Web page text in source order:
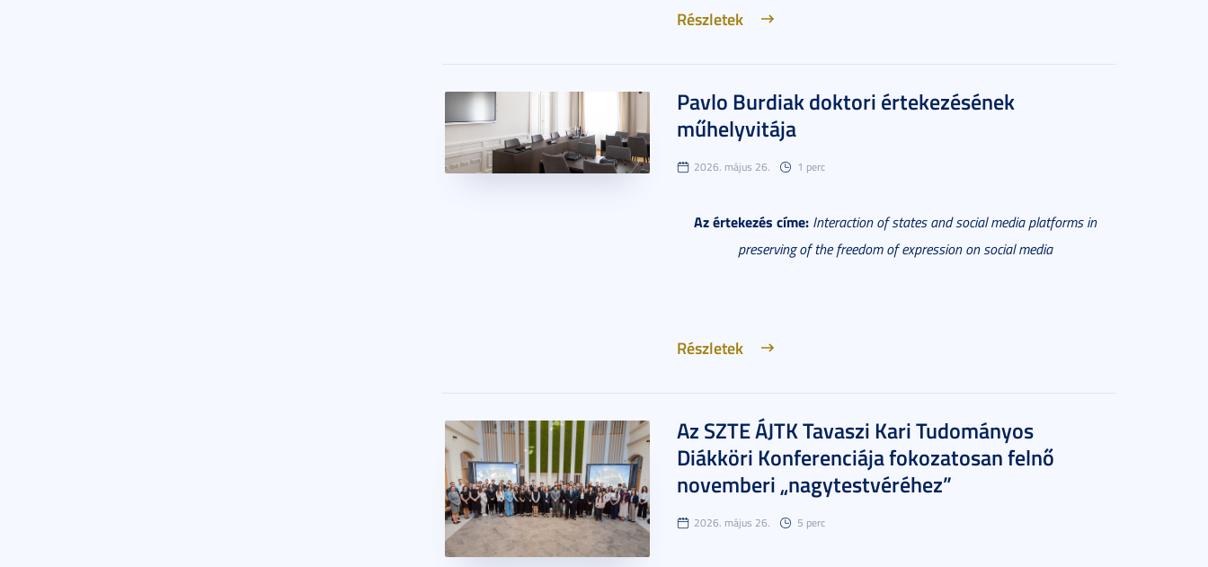
Részletek
Pavlo Burdiak doktori értekezésének
műhelyvitája
2026. május 26. 1 perc
Az értekezés címe: Interaction of states and social media platforms in
preserving of the freedom of expression on social media
Részletek
Az SZTE ÁJTK Tavaszi Kari Tudományos
Diákköri Konferenciája fokozatosan felnő
novemberi „nagytestvéréhez”
2026. május 26. 5 perc